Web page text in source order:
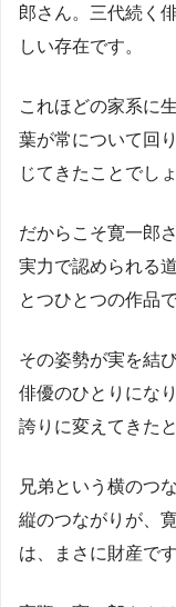
郎さん。三代続く
しい存在です。
これほどの家系に
葉が常について回
じてきたことでしょ
だからこそ寛一郎
実力で認められる
とつひとつの作品
その姿勢が実を結
俳優のひとりにな
誇りに変えてきた
兄弟という横のつ
縦のつながりが、
は、まさに財産です